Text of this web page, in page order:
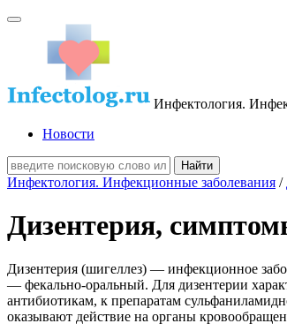
Инфектология.
Новости
Инфектология. Инфекционные заболевания /
Дизентерия,
Дизентерия (шигеллез) — инфекционное
— фекально-оральный. Для дизентерии
антибиотикам, к препаратам
оказывают действие на органы